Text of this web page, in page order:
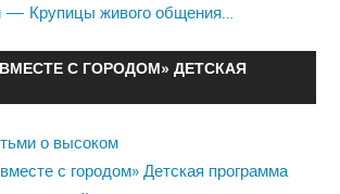
— Крупицы живого общения…
С ГОРОДОМ» ДЕТСКАЯ
о высоком
с городом» Детская программа